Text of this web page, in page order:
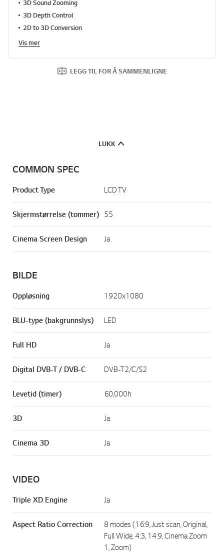
3D Sound Zooming
3D Depth Control
2D to 3D Conversion
Vis mer
LEGG TIL FOR Å SAMMENLIGNE
LUKK
COMMON SPEC
Product Type LCD TV
Skjermstørrelse (tommer) 55
Cinema Screen Design Ja
BILDE
Oppløsning 1920x1080
BLU-type (bakgrunnslys) LED
Full HD Ja
Digital DVB-T / DVB-C DVB-T2/C/S2
Levetid (timer) 60,000h
3D Ja
Cinema 3D Ja
VIDEO
Triple XD Engine Ja
Aspect Ratio Correction
8 modes (16:9, Just scan, Original,
Full Wide, 4:3, 14:9, Cinema Zoom
1, Zoom)